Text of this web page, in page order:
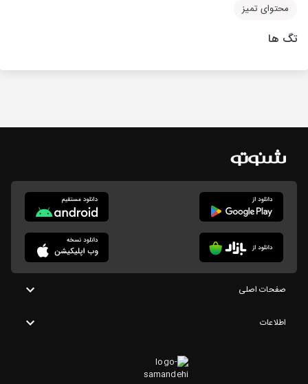
محتوای تمیز
تگ ها
صفحات اصلی
اطلاعات